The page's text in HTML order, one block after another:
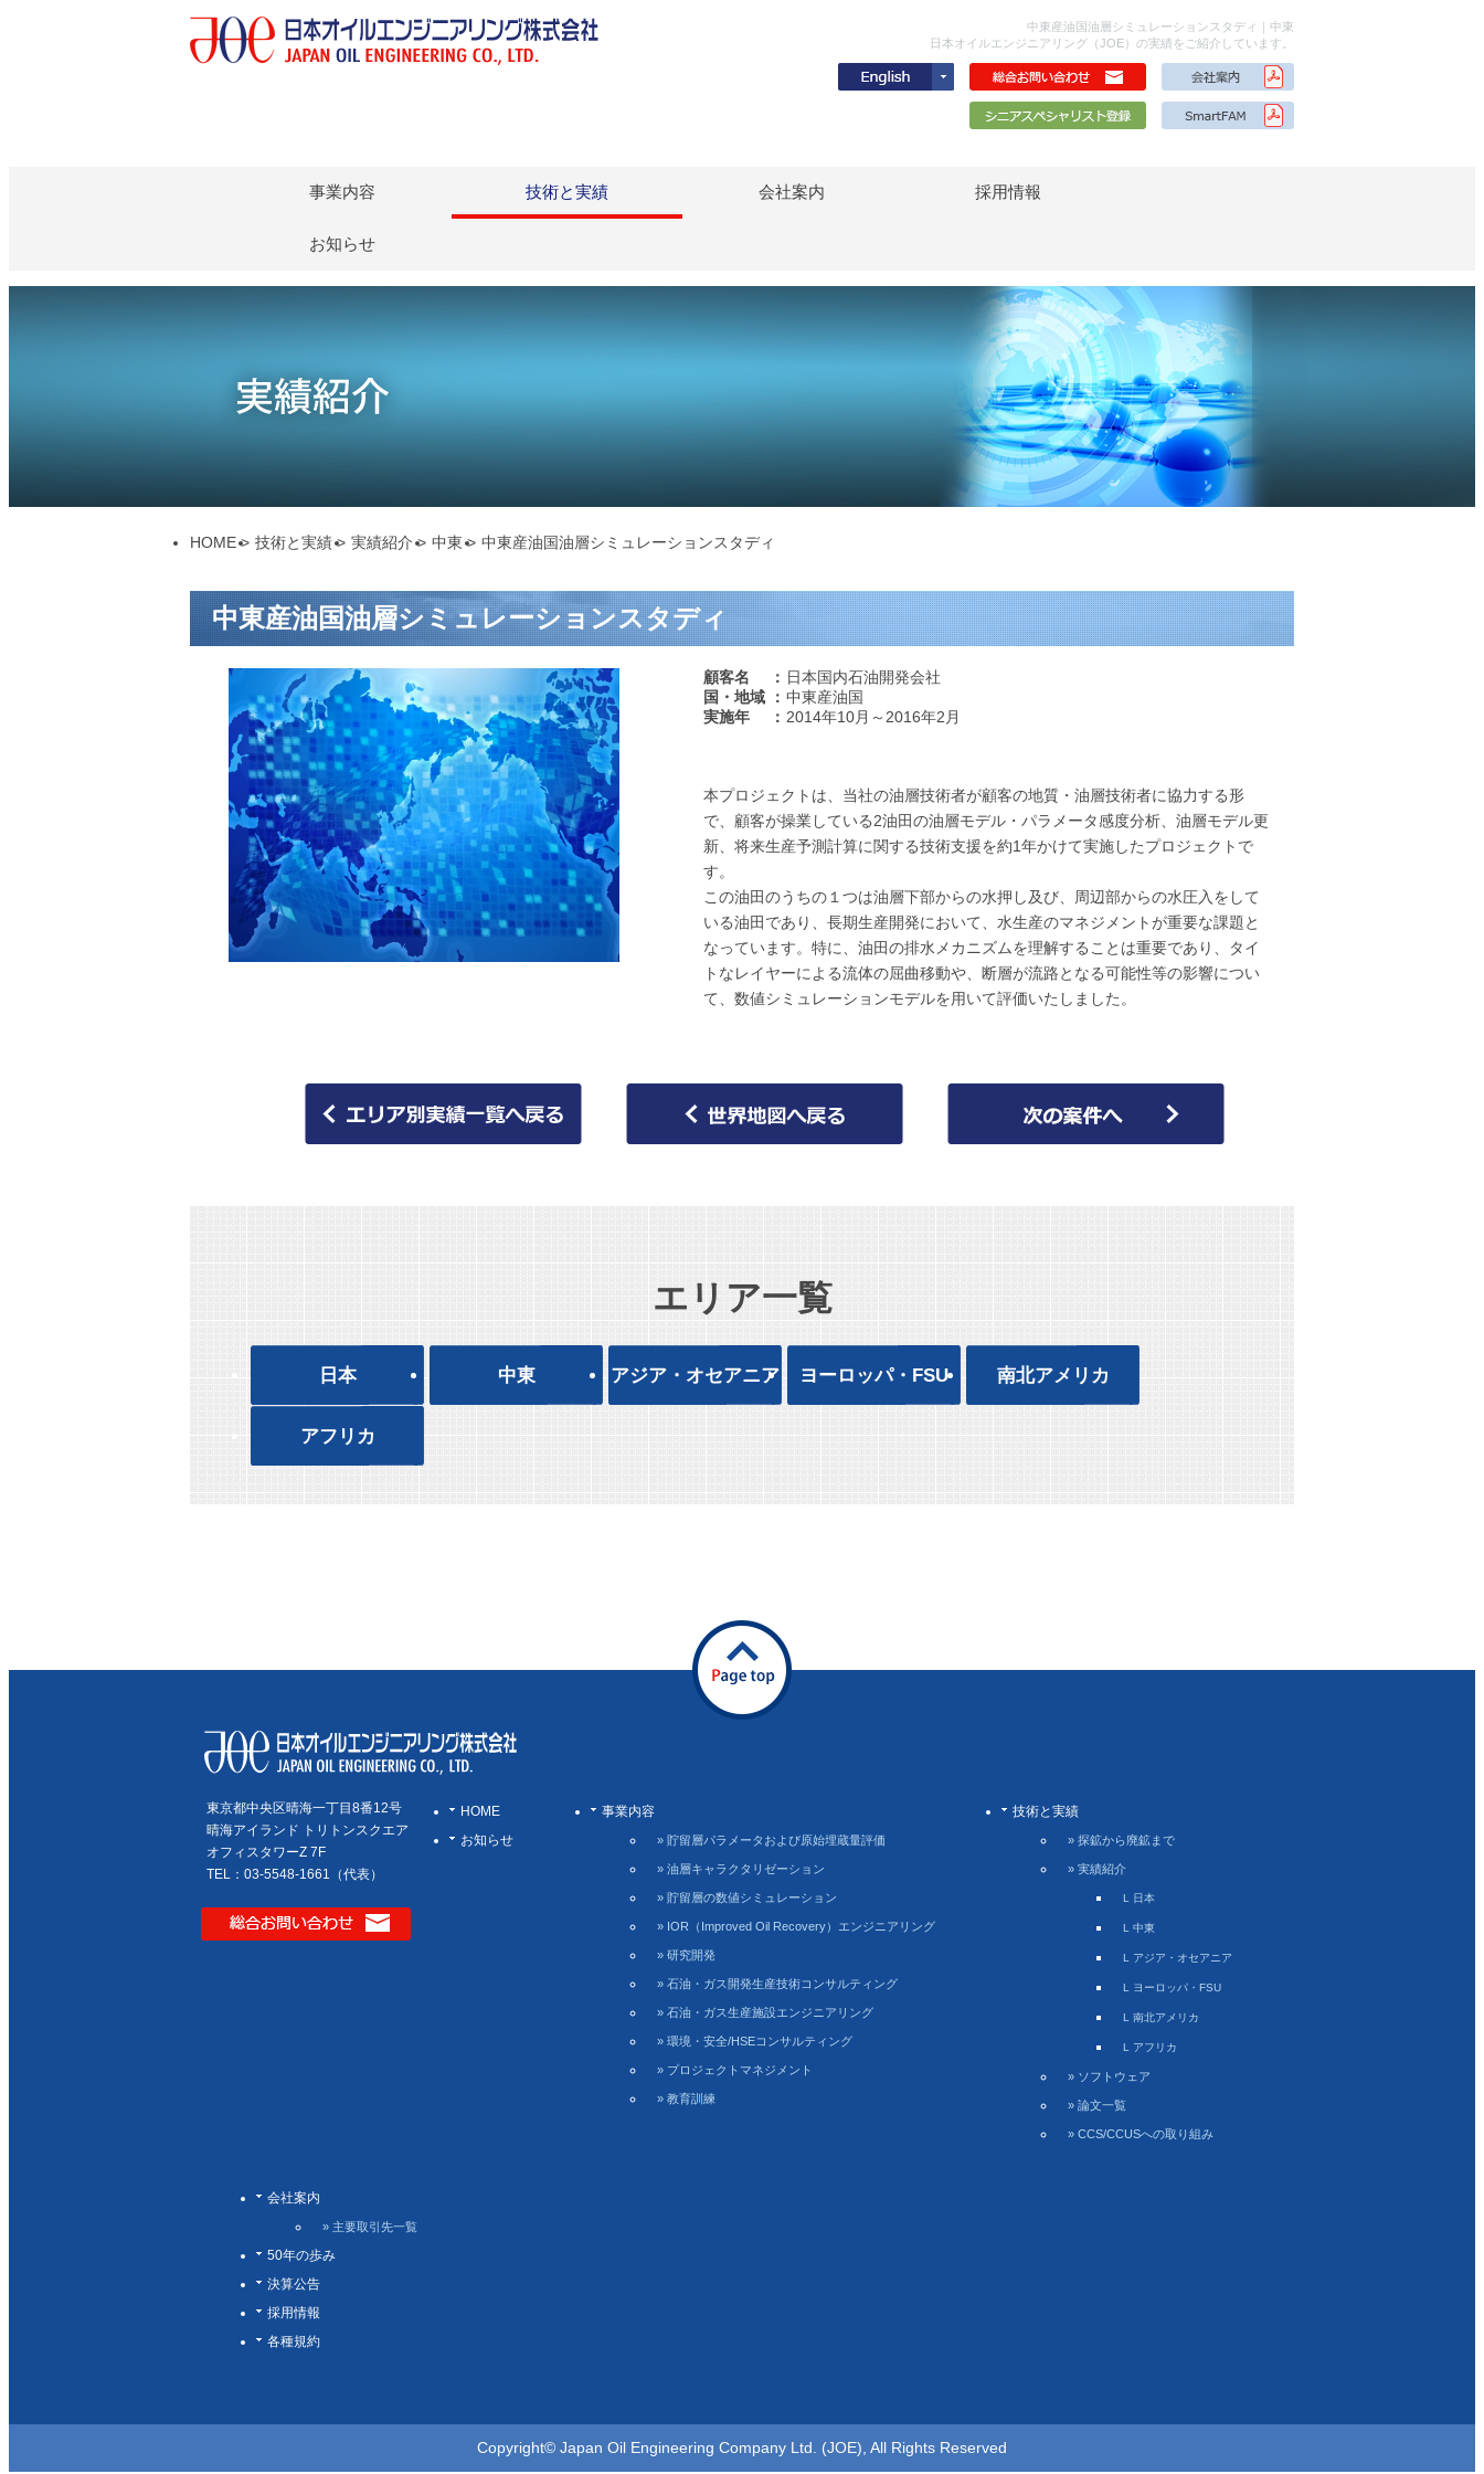
中東産油国油層シミュレーションスタディ｜中東
日本オイルエンジニアリング（JOE）の実績をご紹介しています。
事業内容 技術と実績 会社案内 採用情報
お知らせ
HOME> 技術と実績 > 実績紹介 > 中東 > 中東産油国油層シミュレーションスタディ
中東産油国油層シミュレーションスタディ
顧客名 ： 日本国内石油開発会社
国・地域 ： 中東産油国
実施年 ： 2014年10月～2016年2月
本プロジェクトは、当社の油層技術者が顧客の地質・油層技術者に協力する形
で、顧客が操業している2油田の油層モデル・パラメータ感度分析、油層モデル更
新、将来生産予測計算に関する技術支援を約1年かけて実施したプロジェクトで
す。
この油田のうちの１つは油層下部からの水押し及び、周辺部からの水圧入をして
いる油田であり、長期生産開発において、水生産のマネジメントが重要な課題と
なっています。特に、油田の排水メカニズムを理解することは重要であり、タイ
トなレイヤーによる流体の屈曲移動や、断層が流路となる可能性等の影響につい
て、数値シミュレーションモデルを用いて評価いたしました。
エリア一覧
日本 中東 アジア・オセアニア ヨーロッパ・FSU 南北アメリカ
アフリカ
東京都中央区晴海一丁目8番12号
晴海アイランド トリトンスクエア
オフィスタワーZ 7F
TEL：03-5548-1661（代表）
HOME
お知らせ
事業内容
» 貯留層パラメータおよび原始埋蔵量評価
» 油層キャラクタリゼーション
» 貯留層の数値シミュレーション
» IOR（Improved Oil Recovery）エンジニアリング
» 研究開発
» 石油・ガス開発生産技術コンサルティング
» 石油・ガス生産施設エンジニアリング
» 環境・安全/HSEコンサルティング
» プロジェクトマネジメント
» 教育訓練
技術と実績
» 探鉱から廃鉱まで
» 実績紹介
L 日本
L 中東
L アジア・オセアニア
L ヨーロッパ・FSU
L 南北アメリカ
L アフリカ
» ソフトウェア
» 論文一覧
» CCS/CCUSへの取り組み
会社案内
» 主要取引先一覧
50年の歩み
決算公告
採用情報
各種規約
Copyright© Japan Oil Engineering Company Ltd. (JOE), All Rights Reserved